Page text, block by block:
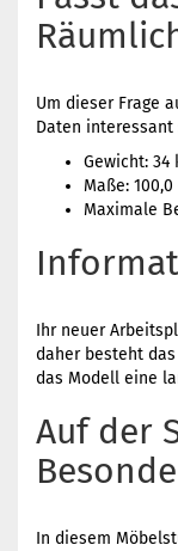
Um dieser Frage
Daten interessant
Gewicht: 34
Maße:
Maximale
Ihr neuer
daher besteht
das Modell eine
Auf der
In diesem